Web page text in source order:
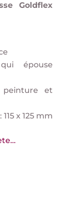
Goldflex
épouse
et
x 125 mm